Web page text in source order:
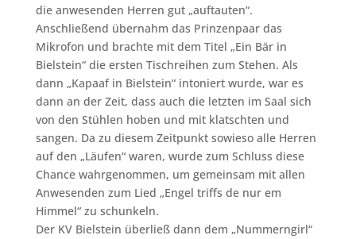
die anwesenden Herren gut „auftauten“.
Anschließend übernahm das Prinzenpaar das
Mikrofon und brachte mit dem Titel „Ein Bär in
Bielstein“ die ersten Tischreihen zum Stehen. Als
dann „Kapaaf in Bielstein“ intoniert wurde, war es
dann an der Zeit, dass auch die letzten im Saal sich
von den Stühlen hoben und mit klatschten und
sangen. Da zu diesem Zeitpunkt sowieso alle Herren
auf den „Läufen“ waren, wurde zum Schluss diese
Chance wahrgenommen, um gemeinsam mit allen
Anwesenden zum Lied „Engel triffs de nur em
Himmel“ zu schunkeln.
Der KV Bielstein überließ dann dem „Nummerngirl“